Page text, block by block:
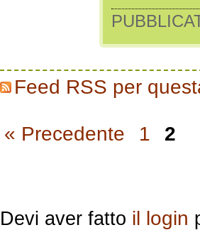
Feed RSS per
« Precedente 1 2
Devi aver fatto il login